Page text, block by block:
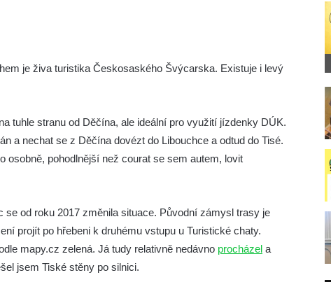
je živa turistika Českosaského Švýcarska. Existuje i levý
tuhle stranu od Děčína, ale ideální pro využití jízdenky DÚK.
a nechat se z Děčína dovézt do Libouchce a odtud do Tisé.
osobně, pohodlnější než courat se sem autem, lovit
od roku 2017 změnila situace. Původní zámysl trasy je
projít po hřebeni k druhému vstupu u Turistické chaty.
mapy.cz zelená. Já tudy relativně nedávno procházel a
jsem Tiské stěny po silnici.